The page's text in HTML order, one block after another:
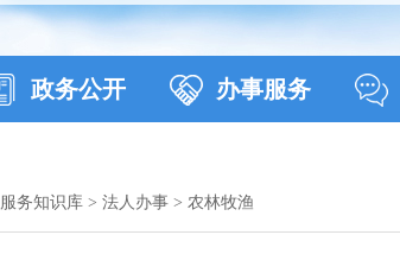
政务公开 办事服务
服务知识库 > 法人办事 > 农林牧渔